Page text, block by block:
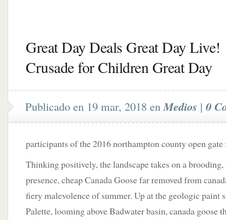
Great Day Deals Great Day Live!
Crusade for Children Great Day
Publicado en 19 mar, 2018 enMedios | 0
participants of the 2016 northampton county open
Thinking positively, the landscape takes on a
presence, cheap Canada Goose far removed from
fiery malevolence of summer. Up at the geologic paint
Palette, looming above Badwater basin, canada goose